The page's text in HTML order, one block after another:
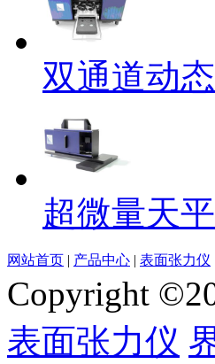
双通道动
超微量天平
网站首页 | 产品中心 | 表面张力仪
Copyright
表面张力仪